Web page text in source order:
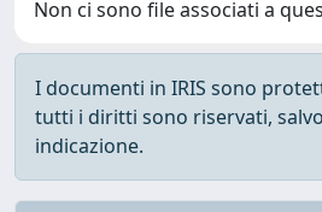
Non ci sono file associati a
I documenti in IRIS sono
tutti i diritti sono riservati,
indicazione.